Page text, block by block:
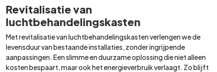
Revitalisatie van
luchtbehandelingskasten
Met revitalisatie van luchtbehandelingskasten verlengen we de
levensduur van bestaande installaties, zonder ingrijpende
aanpassingen. Een slimme en duurzame oplossing die niet alleen
kosten bespaart, maar ook het energieverbruik verlaagt. Zo blijft